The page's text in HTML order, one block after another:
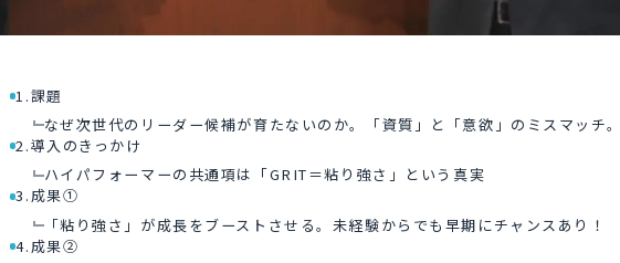
1.課題
なぜ次世代のリーダー候補が育たないのか。「資質」と「意欲」のミスマッチ
2.導入のきっかけ
ハイパフォーマーの共通項は「GRIT＝粘り強さ」という真実
3.成果①
「粘り強さ」が成長をブーストさせる。未経験からでも早期にチャンスあり！
4.成果②